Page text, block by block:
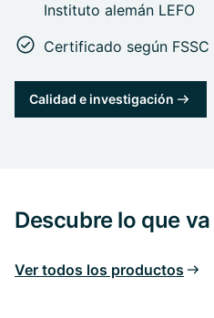
Instituto alemán LEFO
Certificado según
Calidad e investigación
Descubre lo que
Ver todos los productos